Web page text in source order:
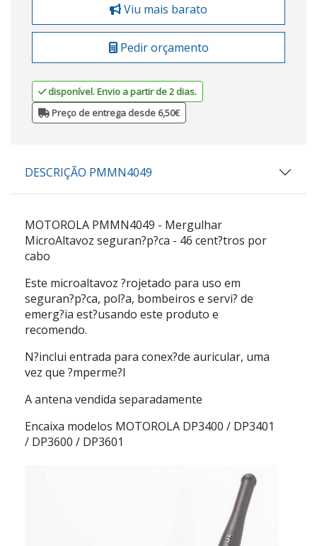
Viu mais barato
Pedir orçamento
disponível. Envio a partir de 2 dias.
Preço de entrega desde 6,50€
DESCRIÇÃO PMMN4049
MOTOROLA PMMN4049 - Mergulhar
MicroAltavoz seguran?p?ca - 46 cent?tros por
cabo
Este microaltavoz ?rojetado para uso em
seguran?p?ca, pol?a, bombeiros e servi? de
emerg?ia est?usando este produto e
recomendo.
N?inclui entrada para conex?de auricular, uma
vez que ?mperme?l
A antena vendida separadamente
Encaixa modelos MOTOROLA DP3400 / DP3401
/ DP3600 / DP3601